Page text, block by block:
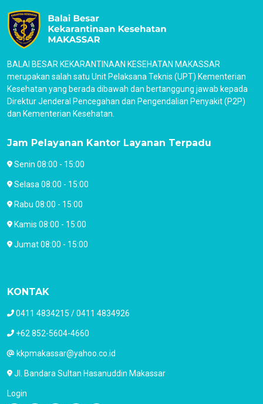
BALAI BESAR KEKARANTINAAN KESEHATAN MAKASSAR
merupakan salah satu Unit Pelaksana Teknis (UPT) Kementerian
Kesehatan yang berada dibawah dan bertanggung jawab kepada
Direktur Jenderal Pencegahan dan Pengendalian Penyakit (P2P)
dan Kementerian Kesehatan.
Jam Pelayanan Kantor Layanan Terpadu
Senin 08:00 - 15:00
Selasa 08:00 - 15:00
Rabu 08:00 - 15:00
Kamis 08:00 - 15:00
Jumat 08:00 - 15:00
KONTAK
0411 4834215 / 0411 4834926
+62 852-5604-4660
kkpmakassar@yahoo.co.id
Jl. Bandara Sultan Hasanuddin Makassar
Login